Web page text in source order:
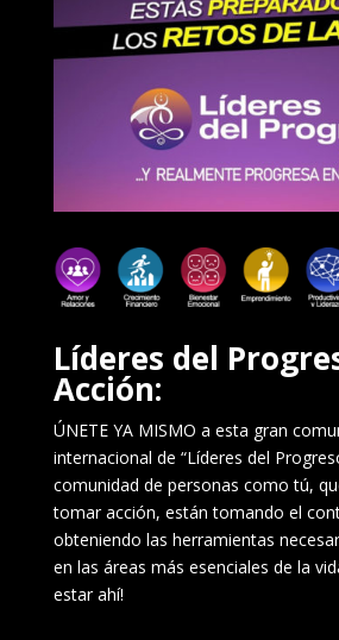
Líderes del
Acción:
ÚNETE YA MISMO a esta gran
internacional de “Líderes del
comunidad de personas como tú,
tomar acción, están tomando el
obteniendo las herramientas
en las áreas más esenciales de la
estar ahí!